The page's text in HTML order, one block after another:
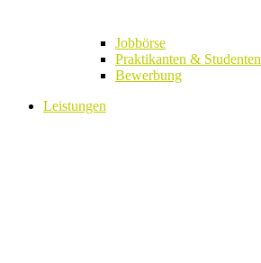
Jobbörse
Praktikanten & Studenten
Bewerbung
Leistungen